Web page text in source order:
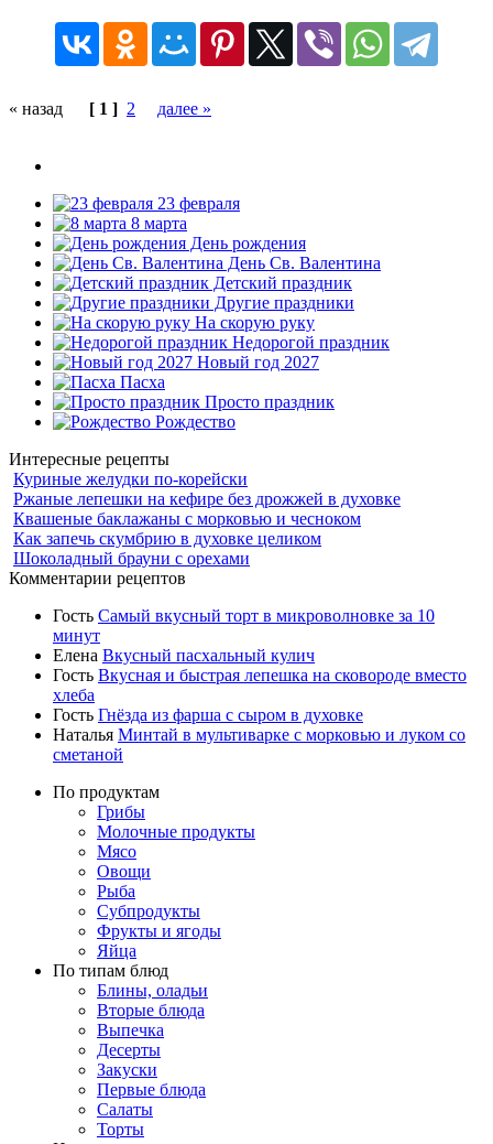
« назад [ 1 ] 2 далее »
23 февраля
8 марта
День рождения
День Св. Валентина
Детский праздник
Другие праздники
На скорую руку
Недорогой праздник
Новый год 2027
Пасха
Просто праздник
Рождество
Интересные рецепты
Куриные желудки по-корейски
Ржаные лепешки на кефире без дрожжей в духовке
Квашеные баклажаны с морковью и чесноком
Как запечь скумбрию в духовке целиком
Шоколадный брауни с орехами
Комментарии рецептов
Гость Самый вкусный торт в микроволновке за 10
минут
Елена Вкусный пасхальный кулич
Гость Вкусная и быстрая лепешка на сковороде вместо
хлеба
Гость Гнёзда из фарша с сыром в духовке
Наталья Минтай в мультиварке с морковью и луком со
сметаной
По продуктам
Грибы
Молочные продукты
Мясо
Овощи
Рыба
Субпродукты
Фрукты и ягоды
Яйца
По типам блюд
Блины, оладьи
Вторые блюда
Выпечка
Десерты
Закуски
Первые блюда
Салаты
Торты